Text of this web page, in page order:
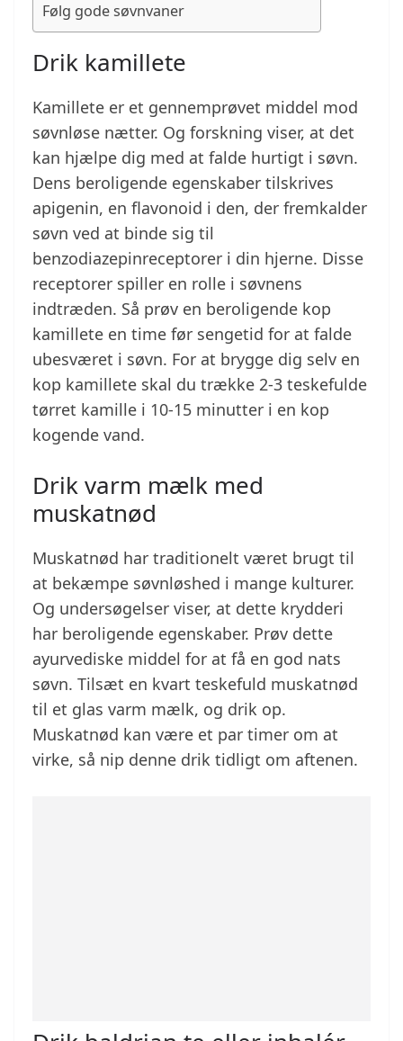
Følg gode søvnvaner
Drik kamillete
Kamillete er et gennemprøvet middel mod
søvnløse nætter. Og forskning viser, at det
kan hjælpe dig med at falde hurtigt i søvn.
Dens beroligende egenskaber tilskrives
apigenin, en flavonoid i den, der fremkalder
søvn ved at binde sig til
benzodiazepinreceptorer i din hjerne. Disse
receptorer spiller en rolle i søvnens
indtræden. Så prøv en beroligende kop
kamillete en time før sengetid for at falde
ubesværet i søvn. For at brygge dig selv en
kop kamillete skal du trække 2-3 teskefulde
tørret kamille i 10-15 minutter i en kop
kogende vand.
Drik varm mælk med
muskatnød
Muskatnød har traditionelt været brugt til
at bekæmpe søvnløshed i mange kulturer.
Og undersøgelser viser, at dette krydderi
har beroligende egenskaber. Prøv dette
ayurvediske middel for at få en god nats
søvn. Tilsæt en kvart teskefuld muskatnød
til et glas varm mælk, og drik op.
Muskatnød kan være et par timer om at
virke, så nip denne drik tidligt om aftenen.